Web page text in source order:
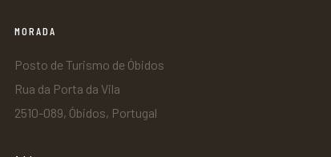
MORADA
Posto de Turismo de Óbidos
Rua da Porta da Vila
2510-089, Óbidos, Portugal